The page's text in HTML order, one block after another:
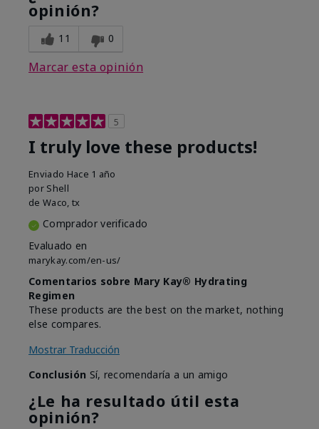
opinión?
11 0
Marcar esta opinión
5
I truly love these products!
Enviado Hace 1 año
por Shell
de Waco, tx
Comprador verificado
Evaluado en
marykay.com/en-us/
Comentarios sobre Mary Kay® Hydrating
Regimen
These products are the best on the market, nothing
else compares.
Mostrar Traducción
Conclusión Sí, recomendaría a un amigo
¿Le ha resultado útil esta
opinión?